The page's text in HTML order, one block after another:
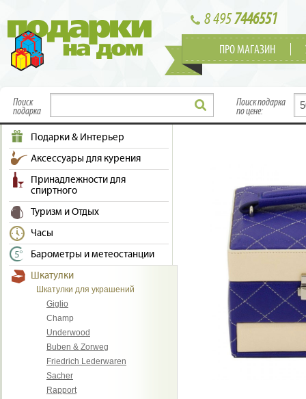
8 4957446551
ПРО МАГАЗИН
Поиск
подарка
Поиск подарка
по цене:
Подарки & Интерьер
Аксессуары для курения
Принадлежности для
спиртного
Туризм и Отдых
Часы
Барометры и метеостанции
Шкатулки
Шкатулки для украшений
Giglio
Champ
Underwood
Buben & Zorweg
Friedrich Lederwaren
Sacher
Rapport